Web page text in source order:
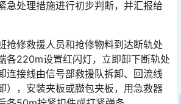
急处理措施进行初步判断，并汇报给
抢修救援人员和抢修物料到达断轨处
各220m设置红闪灯，立即卸下断轨处
连接线由信号部救援队拆卸、回流线
），安装夹板或臌包夹板，用急救器